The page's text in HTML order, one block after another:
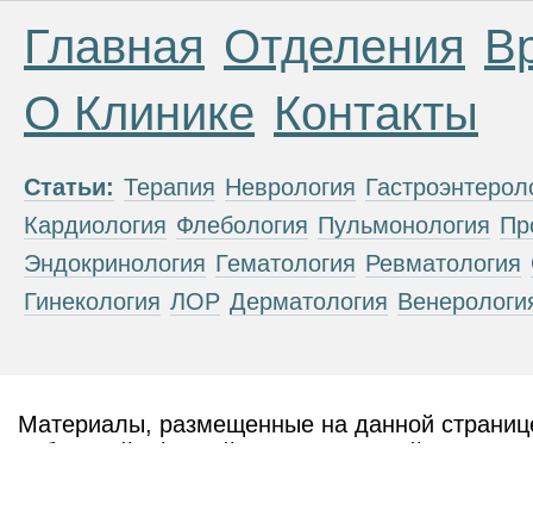
Главная Отделения
О Клинике Контакты
Статьи: Терапия Неврология
Кардиология Флебология Пульмонология
Эндокринология Гематология Ревматология
Гинекология ЛОР Дерматология
Материалы, размещенные на данной
публичной офертой. Посетители сайта не